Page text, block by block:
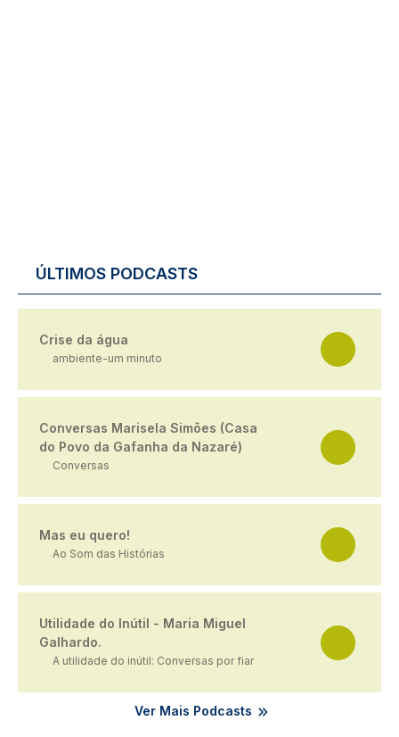
ÚLTIMOS PODCASTS
Crise da água
ambiente-um minuto
Conversas Marisela Simões (Casa
do Povo da Gafanha da Nazaré)
Conversas
Mas eu quero!
Ao Som das Histórias
Utilidade do Inútil - Maria Miguel
Galhardo.
A utilidade do inútil: Conversas por fiar
Ver Mais Podcasts